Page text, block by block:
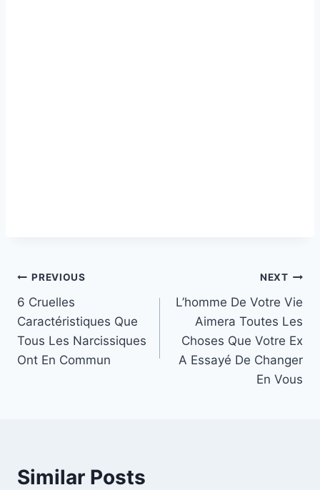
Post
navigation
PREVIOUS
6 Cruelles
Caractéristiques Que
Tous Les Narcissiques
Ont En Commun
NEXT
L’homme De Votre Vie
Aimera Toutes Les
Choses Que Votre Ex
A Essayé De Changer
En Vous
Similar Posts